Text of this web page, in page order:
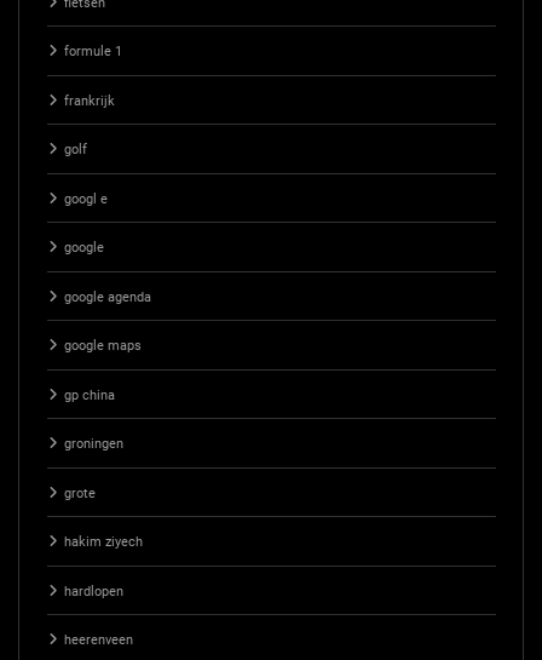
formule 1
frankrijk
golf
googl e
google
google agenda
google maps
gp china
groningen
grote
hakim ziyech
hardlopen
heerenveen